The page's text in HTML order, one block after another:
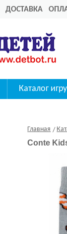
ДОСТАВКА
Каталог
Главная
Conte